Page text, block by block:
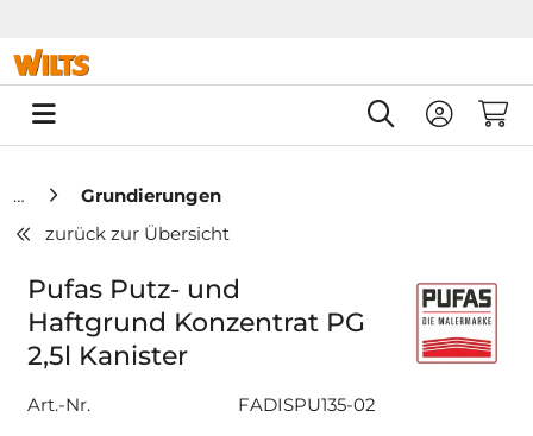
0
Grundierungen
zurück zur Übersicht
Pufas Putz- und
Haftgrund Konzentrat PG
2,5l Kanister
Art.-Nr. FADISPU135-02